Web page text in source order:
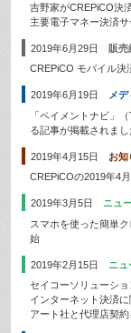
吉野家がCREPiCO決
主要電子マネー決済
2019年6月29日
販売
CREPiCO モバイル決
2019年6月19日
メ
「ペイメントナビ」
る記事が掲載されまし
2019年4月15日
お知
CREPiCOの2019年4
2019年3月5日
ニュ
スマホを使った簡単
始
2019年2月15日
ニュ
セイコーソリューショ
インターネット決済
アート社と代理店契